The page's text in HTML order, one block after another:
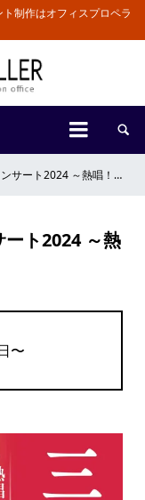
制作はオフィスプロペラ
 
～熱唱！熱演！うた語り～
ト2024 ～熱
〜